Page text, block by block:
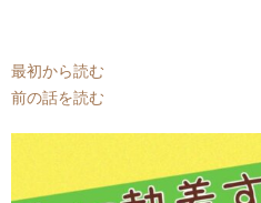
最初から読む
前の話を読む